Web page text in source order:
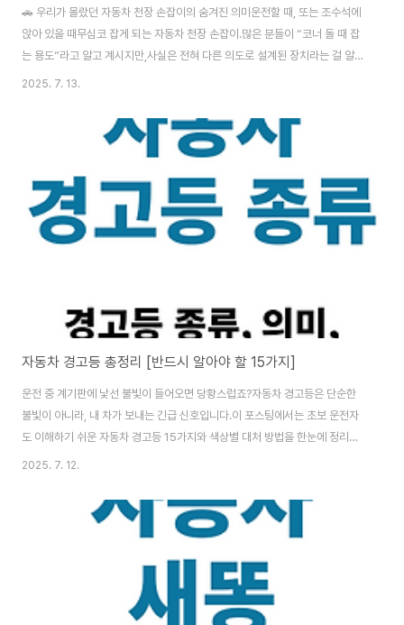
🚗 우리가 몰랐던 자동차 천장 손잡이의 숨겨진 의미운전할 때, 또는 조수석에
앉아 있을 때무심코 잡게 되는 자동차 천장 손잡이.많은 분들이 “코너 돌 때 잡
는 용도”라고 알고 계시지만,사실은 전혀 다른 의도로 설계된 장치라는 걸 알고
계셨나요? 자동차 천장 손잡이, 진짜 용도 알고 계셨나요? - 인폼카많은 사람
안해서 본능적으로 잡게 되지만, 이것은 오히려 위험한 습관일 수 있습니
다.informcar.istj-rich.co.kr ✅ 자동차 천장 손잡이 = '어시스트 그립'이 손
아예 설치되지 않은 것도 바로 이 이유 때문이죠.운전자는 운전 중 절..
2025. 7. 13.
자동차 경고등 총정리 [반드시 알아야 할 15가지]
운전 중 계기판에 낯선 불빛이 들어오면 당황스럽죠?자동차 경고등은 단순한
불빛이 아니라, 내 차가 보내는 긴급 신호입니다.이 포스팅에서는 초보 운전자
도 이해하기 쉬운 자동차 경고등 15가지와 색상별 대처 방법을 한눈에 정리해
드립니다. 정부 대출금 탕감 제도 2025, 최대 90%까지 줄이는 방법은? - 인
을 제공하는 정부지원 프로그램입니다. 이 글에서는 탕감 대상, 신청 방법, 실제
혜택까지 한눈에 정리해드립니다.informcar.istj-rich.co.kr ✅ 자동차 경고
조기에 발견하면 수리비 절감 + 차량 수명 연장초보 운전자에게는 운전 필수
2025. 7. 12.